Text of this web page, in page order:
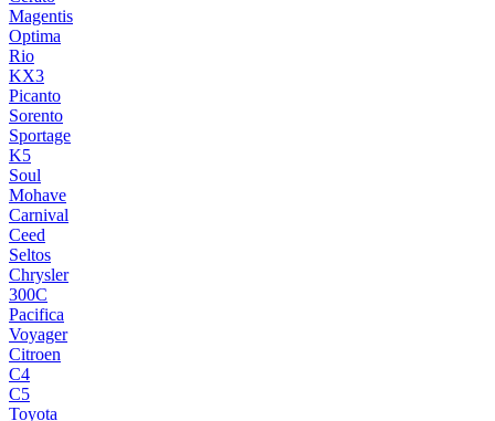
Magentis
Optima
Rio
KX3
Picanto
Sorento
Sportage
K5
Soul
Mohave
Carnival
Ceed
Seltos
Chrysler
300C
Pacifica
Voyager
Citroen
C4
C5
Toyota